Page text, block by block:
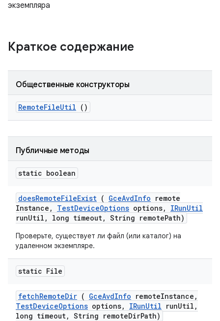
экземпляра
Краткое содержание
Общественные конструкторы
RemoteFileUtil ()
Публичные методы
static boolean
doesRemoteFileExist ( GceAvdInfo remote
Instance , TestDeviceOptions options, IRunUtil
runUtil , long timeout, String remotePath)
Проверьте, существует ли файл (или каталог) на
удаленном экземпляре.
static File
fetchRemoteDir ( GceAvdInfo remoteInstance ,
TestDeviceOptions options, IRunUtil runUtil ,
long timeout, String remoteDirPath)